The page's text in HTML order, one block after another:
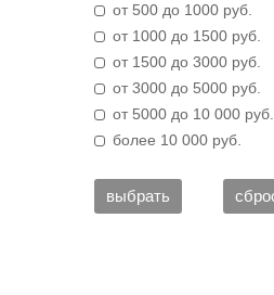
от 500 до 1000 руб.
от 1000 до 1500 руб.
от 1500 до 3000 руб.
от 3000 до 5000 руб.
от 5000 до 10 000 руб.
более 10 000 руб.